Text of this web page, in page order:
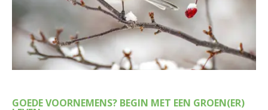
GOEDE VOORNEMENS? BEGIN MET EEN GROEN(ER)